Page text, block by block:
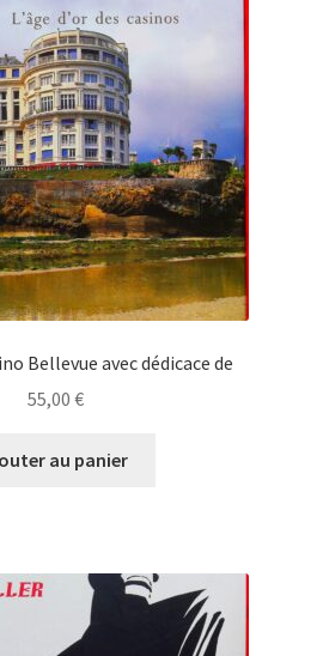
Bellevue avec dédicace de
55,00 €
au panier